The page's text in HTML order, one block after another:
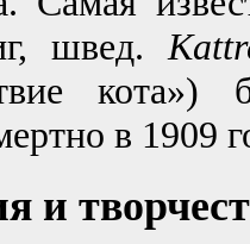
швед.
кота»)
в 1909
и